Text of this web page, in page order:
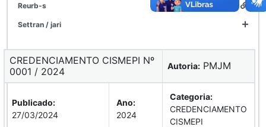
reurb-s
settran / jari
CREDENCIAMENTO CISMEPI Nº
0001 / 2024
Autoria: PMJM
Publicado:
27/03/2024
Ano:
2024
Categoria:
CREDENCIAMENTO
CISMEPI